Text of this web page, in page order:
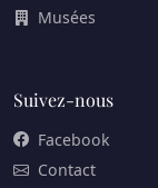
Musées
Suivez-nous
Facebook
Contact